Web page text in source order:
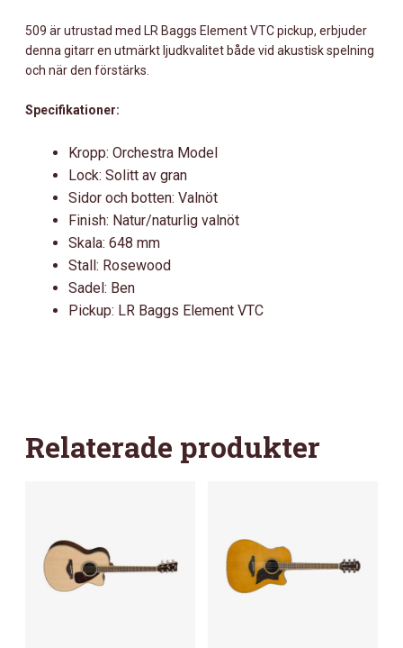
509 är utrustad med LR Baggs Element VTC pickup, erbjuder
denna gitarr en utmärkt ljudkvalitet både vid akustisk spelning
och när den förstärks.
Specifikationer:
Kropp: Orchestra Model
Lock: Solitt av gran
Sidor och botten: Valnöt
Finish: Natur/naturlig valnöt
Skala: 648 mm
Stall: Rosewood
Sadel: Ben
Pickup: LR Baggs Element VTC
Relaterade produkter